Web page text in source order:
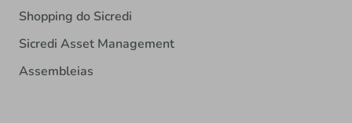
Shopping do Sicredi
Sicredi Asset Management
Assembleias